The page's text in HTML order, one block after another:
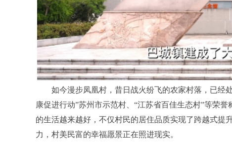
如今漫步凤凰村，昔日战火纷飞的农家村落，已经
康促进行动”苏州市示范村、“江苏省百佳生态村”等荣
的生活越来越好，不仅村民的居住品质实现了跨越式提
力，村美民富的幸福愿景正在照进现实。